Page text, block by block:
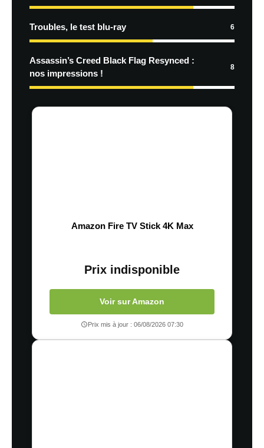
Troubles, le test blu-ray 6
Assassin’s Creed Black Flag Resynced :
nos impressions !
8
Amazon Fire TV Stick 4K Max
Prix indisponible
Voir sur Amazon
Prix mis à jour : 06/08/2026 07:30